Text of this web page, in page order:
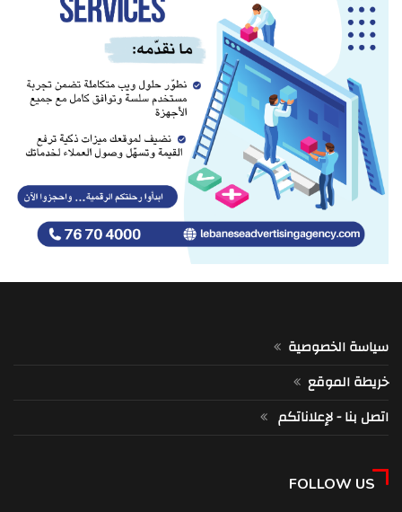
سياسة الخصوصية
خريطة الموقع
اتصل بنا - لإعلاناتكم
FOLLOW US